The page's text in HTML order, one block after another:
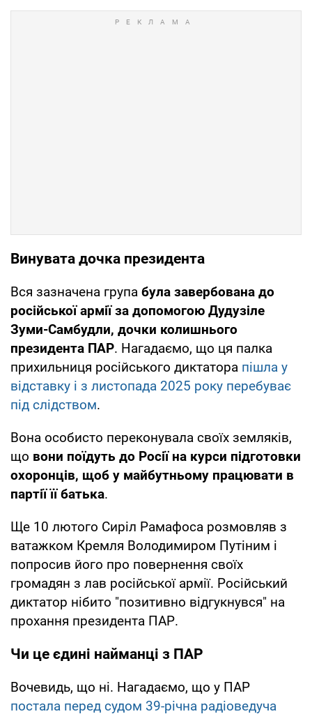
Винувата дочка президента
Вся зазначена група була завербована до
російської армії за допомогою Дудузіле
Зуми-Самбудли, дочки колишнього
президента ПАР. Нагадаємо, що ця палка
прихильниця російського диктатора пішла у
відставку і з листопада 2025 року перебуває
під слідством.
Вона особисто переконувала своїх земляків,
що вони поїдуть до Росії на курси підготовки
охоронців, щоб у майбутньому працювати в
партії її батька.
Ще 10 лютого Сиріл Рамафоса розмовляв з
ватажком Кремля Володимиром Путіним і
попросив його про повернення своїх
громадян з лав російської армії. Російський
диктатор нібито "позитивно відгукнувся" на
прохання президента ПАР.
Чи це єдині найманці з ПАР
Вочевидь, що ні. Нагадаємо, що у ПАР
постала перед судом 39-річна радіоведуча